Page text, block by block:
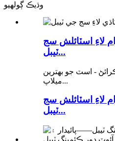
وڌيڪ ڳولهيو
لاءِ اسٽائلش سج
ٽيبل...
- اسٽ جو بهترين
ميلاپ...
لاءِ اسٽائلش سج
ٽيبل...